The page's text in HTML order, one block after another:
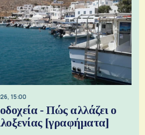
15:00
- Πώς αλλάζει ο
[γραφήματα]